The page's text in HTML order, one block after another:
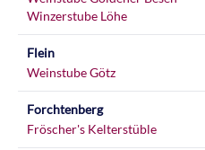
Winzerstube Löhe
Flein
Weinstube Götz
Forchtenberg
Fröscher's Kelterstüble